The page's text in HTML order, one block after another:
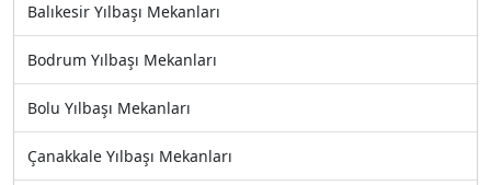
Balıkesir Yılbaşı Mekanları
Bodrum Yılbaşı Mekanları
Bolu Yılbaşı Mekanları
Çanakkale Yılbaşı Mekanları